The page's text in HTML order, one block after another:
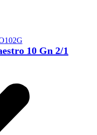
10 Gn 2/1